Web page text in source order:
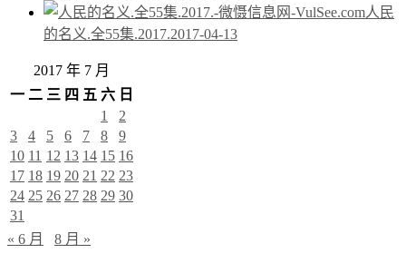
人民
的名义.全55集.2017.2017-04-13
2017 年 7 月
一 二 三 四 五 六 日
1
2
3
4 5 6 7 8
9
10 11 12 13 14 15 16
17 18 19 20 21 22 23
24 25 26 27 28 29 30
31
« 6 月
8 月 »